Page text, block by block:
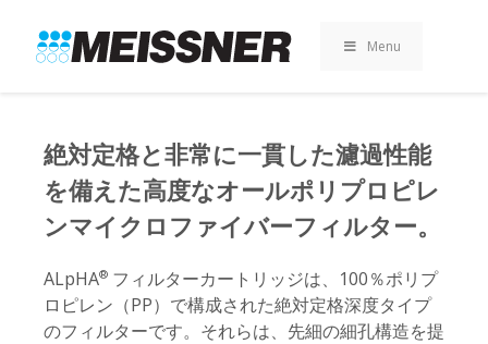
search
footer
Menu
絶対定格と非常に一貫した濾過性能
を備えた高度なオールポリプロピレ
ンマイクロファイバーフィルター。
ALpHA® フィルターカートリッジは、100％ポリプ
ロピレン（PP）で構成された絶対定格深度タイプ
のフィルターです。それらは、先細の細孔構造を提